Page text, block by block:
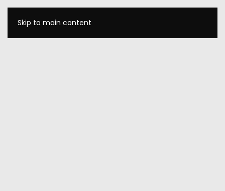
Skip to main content